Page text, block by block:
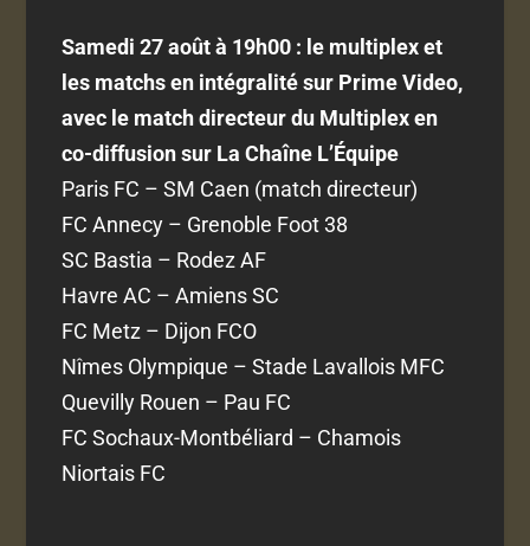
Samedi 27 août à 19h00 : le multiplex et
les matchs en intégralité sur Prime Video,
avec le match directeur du Multiplex en
co-diffusion sur La Chaîne L’Équipe
Paris FC – SM Caen (match directeur)
FC Annecy – Grenoble Foot 38
SC Bastia – Rodez AF
Havre AC – Amiens SC
FC Metz – Dijon FCO
Nîmes Olympique – Stade Lavallois MFC
Quevilly Rouen – Pau FC
FC Sochaux-Montbéliard – Chamois
Niortais FC